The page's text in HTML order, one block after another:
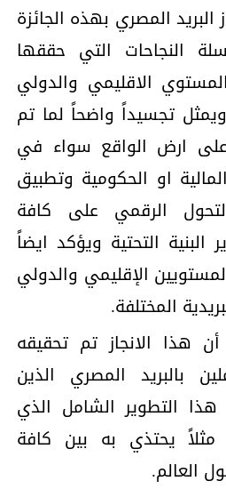
المصري بهذه الجائزة
النجاحات التي حققها
الاقليمي والدولي
تجسيداً واضحاً لما تم
ارض الواقع سواء في
او الحكومية وتطبيق
الرقمي على كافة
البنية التحتية ويؤكد ايضاً
الإقليمي والدولي
المختلفة.
هذا الانجاز تم تحقيقه
بالبريد المصري الذين
التطوير الشامل الذي
مثلاً يحتذي به بين كافة
العالم.